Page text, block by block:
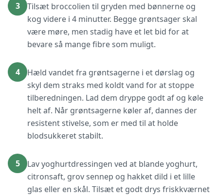
3
Tilsæt broccolien til gryden med bønnerne og
kog videre i 4 minutter. Begge grøntsager skal
være møre, men stadig have et let bid for at
bevare så mange fibre som muligt.
4
Hæld vandet fra grøntsagerne i et dørslag og
skyl dem straks med koldt vand for at stoppe
tilberedningen. Lad dem dryppe godt af og køle
helt af. Når grøntsagerne køler af, dannes der
resistent stivelse, som er med til at holde
blodsukkeret stabilt.
5
Lav yoghurtdressingen ved at blande yoghurt,
citronsaft, grov sennep og hakket dild i et lille
glas eller en skål. Tilsæt et godt drys friskkværnet